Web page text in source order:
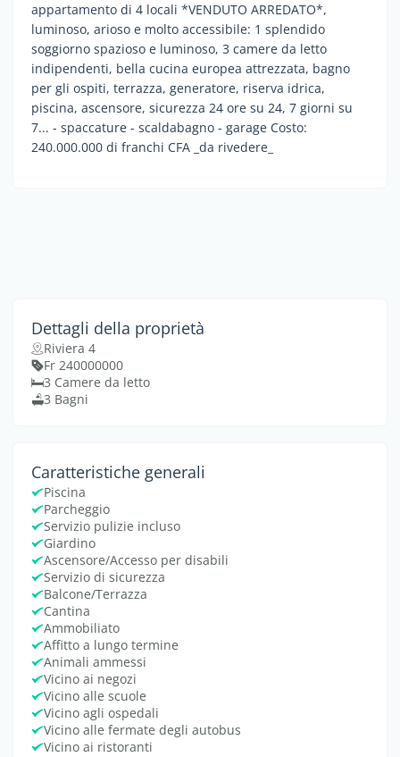
appartamento di 4 locali *VENDUTO ARREDATO*,
luminoso, arioso e molto accessibile: 1 splendido
soggiorno spazioso e luminoso, 3 camere da letto
indipendenti, bella cucina europea attrezzata, bagno
per gli ospiti, terrazza, generatore, riserva idrica,
piscina, ascensore, sicurezza 24 ore su 24, 7 giorni su
7... - spaccature - scaldabagno - garage Costo:
240.000.000 di franchi CFA _da rivedere_
Dettagli della proprietà
Riviera 4
Fr 240000000
3 Camere da letto
3 Bagni
Caratteristiche generali
Piscina
Parcheggio
Servizio pulizie incluso
Giardino
Ascensore/Accesso per disabili
Servizio di sicurezza
Balcone/Terrazza
Cantina
Ammobiliato
Affitto a lungo termine
Animali ammessi
Vicino ai negozi
Vicino alle scuole
Vicino agli ospedali
Vicino alle fermate degli autobus
Vicino ai ristoranti